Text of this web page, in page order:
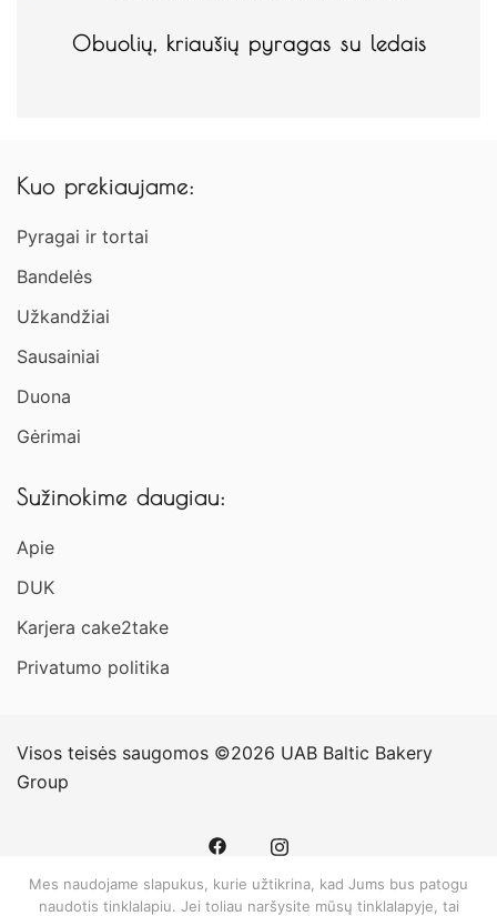
Obuolių, kriaušių pyragas su ledais
Kuo prekiaujame:
Pyragai ir tortai
Bandelės
Užkandžiai​
Sausainiai
Duona
Gėrimai
Sužinokime daugiau:
Apie
DUK
Karjera cake2take
Privatumo politika
Visos teisės saugomos ©2026 UAB Baltic Bakery
Group
Mes naudojame slapukus, kurie užtikrina, kad Jums bus patogu
naudotis tinklalapiu. Jei toliau naršysite mūsų tinklalapyje, tai